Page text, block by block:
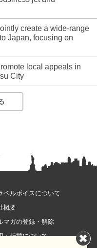
create a wide-range
Japan, focusing on
local appeals in
City
ベルボイスについて
概要
マガの登録・解除
・転載について